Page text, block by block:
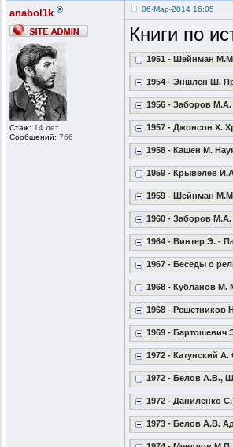
anabol1k ®
Стаж: 14 лет
Сообщений: 766
06-Мар-2014 16:05
Книги по
1951 - Шейнман
1954 - Эншлен Ш.
1956 - Заборов
1957 - Джонсон Х.
1958 - Кашен М.
1959 - Крывелев
1959 - Шейнман
1960 - Заборов
1964 - Винтер Э. -
1967 - Беседы о
1968 - Кубланов М.
1968 - Решетников
1969 - Бартошевич
1972 - Катунский
1972 - Белов А.В.,
1972 - Даниленко
1973 - Белов А.В.